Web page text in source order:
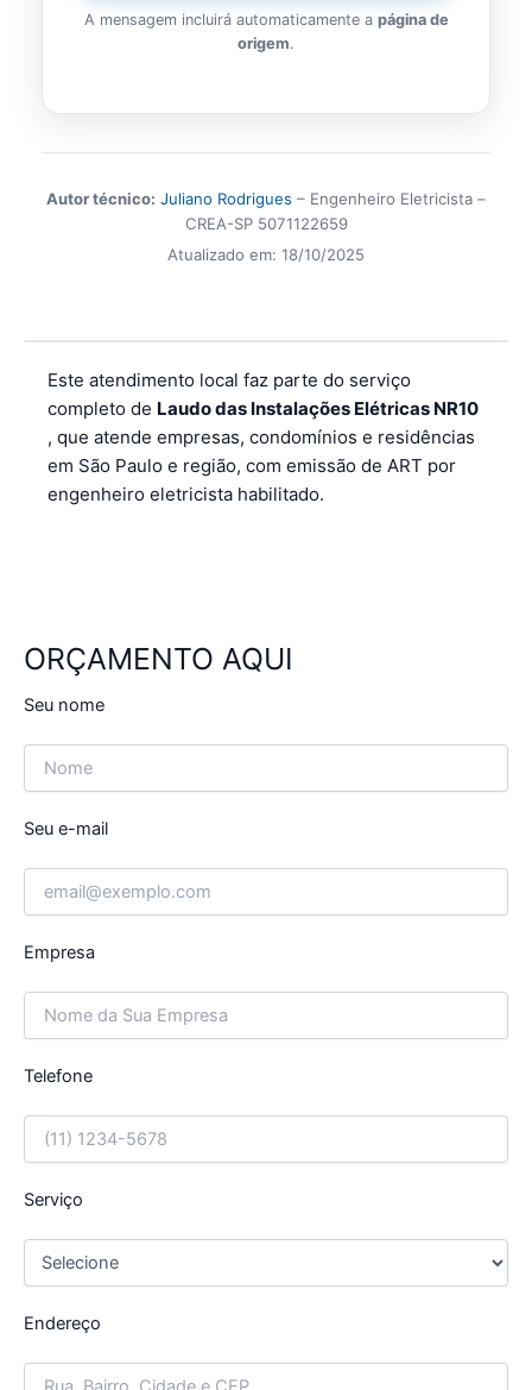
A mensagem incluirá automaticamente a página de
origem.
Autor técnico: Juliano Rodrigues – Engenheiro Eletricista –
CREA-SP 5071122659
Atualizado em: 18/10/2025
Este atendimento local faz parte do serviço
completo de Laudo das Instalações Elétricas NR10
, que atende empresas, condomínios e residências
em São Paulo e região, com emissão de ART por
engenheiro eletricista habilitado.
ORÇAMENTO AQUI
Seu nome
Seu e-mail
Empresa
Telefone
Serviço
Endereço